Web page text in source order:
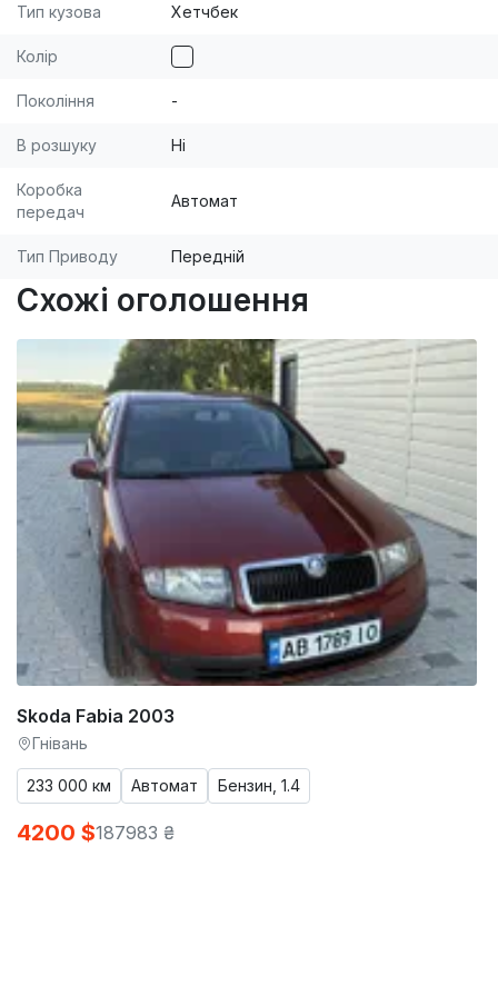
подобрать цвет и комплектацию. Работаем с
физическими так и с юридическими лицами. [br]
[br]Доставка в любую точку Украины - бесплатно!
[br] [br]Дарим подарки каждому покупателю. [br]
менеджеров по указанным телефонам
Тип кузова Хетчбек
Колір
Покоління -
В розшуку Ні
Коробка
передач
Автомат
Тип Приводу Передній
Схожі оголошення
Skoda Fabia 2003
Гнівань
233 000 км Автомат Бензин, 1.4
4200 $187983 ₴